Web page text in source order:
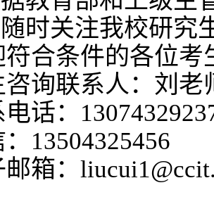
时关注我校研究
符合条件的各位考
咨询联系人：刘老
话：
13504325456
箱：